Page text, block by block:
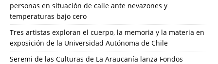
personas en situación de calle ante nevazones y
temperaturas bajo cero
Tres artistas exploran el cuerpo, la memoria y la materia en
exposición de la Universidad Autónoma de Chile
Seremi de las Culturas de La Araucanía lanza Fondos